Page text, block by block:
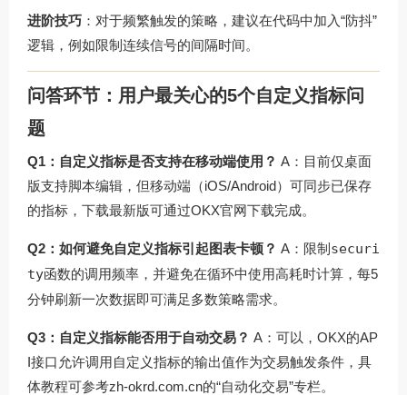
进阶技巧 ：对于频繁触发的策略，建议在代码中加入“防抖”
逻辑，例如限制连续信号的间隔时间。
问答环节：用户最关心的5个自定义指标问
题
Q1：自定义指标是否支持在移动端使用？ A：目前仅桌面
版支持脚本编辑，但移动端（iOS/Android）可同步已保存
的指标，下载最新版可通过OKX官网下载完成。
Q2：如何避免自定义指标引起图表卡顿？ A：限制 securi
ty函数的调用频率，并避免在循环中使用高耗时计算，每5
分钟刷新一次数据即可满足多数策略需求。
Q3：自定义指标能否用于自动交易？ A：可以，OKX的AP
I接口允许调用自定义指标的输出值作为交易触发条件，具
体教程可参考zh-okrd.com.cn的“自动化交易”专栏。